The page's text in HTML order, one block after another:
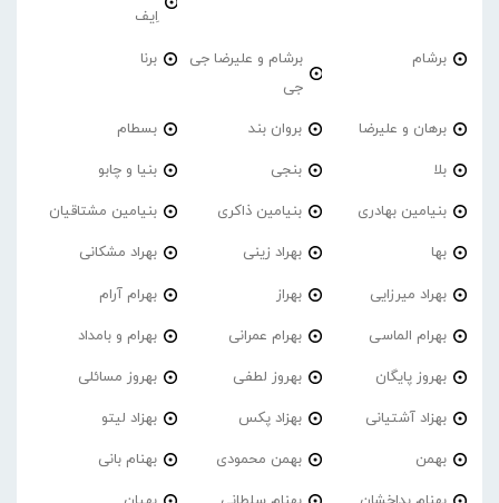
اِیف
برشام
برشام و علیرضا جی
جی
برنا
برهان و علیرضا بروان بند بسطام
بلا بنجی بنیا و چابو
بنیامین بهادری بنیامین ذاکری بنیامین مشتاقیان
بها بهراد زینی بهراد مشکانی
بهراد میرزایی بهراز بهرام آرام
بهرام الماسی بهرام عمرانی بهرام و بامداد
بهروز پایگان بهروز لطفی بهروز مسائلی
بهزاد آشتیانی بهزاد پکس بهزاد لیتو
بهمن بهمن محمودی بهنام بانی